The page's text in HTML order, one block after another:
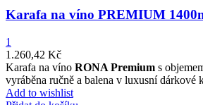
Karafa na víno PREMIUM
1
1.260,42 Kč
Karafa na víno RONA Premium s
vyráběna ručně a balena v luxusní dárkové
Add to wishlist